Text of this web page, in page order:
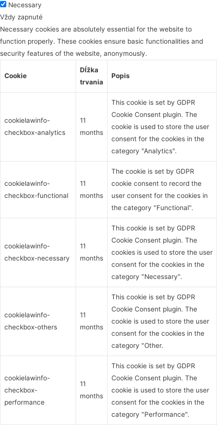
Necessary
Vždy zapnuté
Necessary cookies are absolutely essential for the website to
function properly. These cookies ensure basic functionalities and
security features of the website, anonymously.
Cookie
Dĺžka
trvania
Popis
cookielawinfo-
checkbox-analytics
11
months
This cookie is set by GDPR
Cookie Consent plugin. The
cookie is used to store the user
consent for the cookies in the
category "Analytics".
cookielawinfo-
checkbox-functional
11
months
The cookie is set by GDPR
cookie consent to record the
user consent for the cookies in
the category "Functional".
cookielawinfo-
checkbox-necessary
11
months
This cookie is set by GDPR
Cookie Consent plugin. The
cookies is used to store the user
consent for the cookies in the
category "Necessary".
cookielawinfo-
checkbox-others
11
months
This cookie is set by GDPR
Cookie Consent plugin. The
cookie is used to store the user
consent for the cookies in the
category "Other.
cookielawinfo-
checkbox-
performance
11
months
This cookie is set by GDPR
Cookie Consent plugin. The
cookie is used to store the user
consent for the cookies in the
category "Performance".